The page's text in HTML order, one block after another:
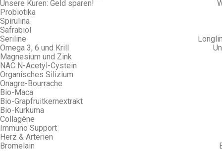
Unsere Kuren: Geld sparen!
Probiotika
Spirulina
Safrabiol
Seriline
Omega 3, 6 und Krill
Magnesium und Zink
NAC N-Acetyl-Cystein
Organisches Silizium
Onagre-Bourrache
Bio-Maca
Bio-Grapfruitkernextrakt
Bio-Kurkuma
Collagène
Immuno Support
Herz & Arterien
Bromelain